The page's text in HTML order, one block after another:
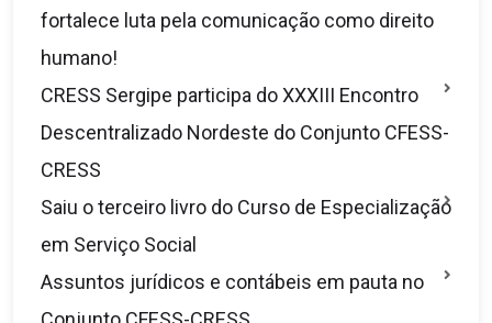
fortalece luta pela comunicação como direito
humano!
CRESS Sergipe participa do XXXIII Encontro
Descentralizado Nordeste do Conjunto CFESS-
CRESS
Saiu o terceiro livro do Curso de Especialização
em Serviço Social
Assuntos jurídicos e contábeis em pauta no